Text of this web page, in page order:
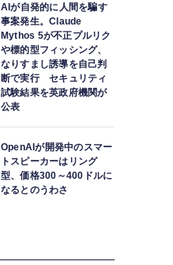
AIが自発的に人間を騙す
事案発生。Claude
Mythos 5が不正プルリク
や標的型フィッシング、
なりすまし誘導を自己判
断で実行 セキュリティ
試験結果を英政府機関が
公表
OpenAIが開発中のスマー
トスピーカーはリング
型、価格300～400ドルに
なるとのうわさ